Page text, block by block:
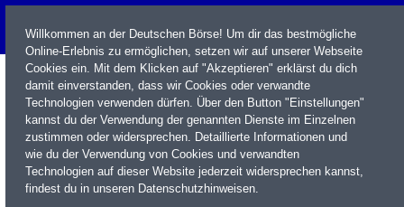
Name / WKN / ISIN / Kürzel
Willkommen an der Deutschen Börse! Um dir das bestmögliche
Online-Erlebnis zu ermöglichen, setzen wir auf unserer Webseite
Cookies ein. Mit dem Klicken auf "Akzeptieren" erklärst du dich
damit einverstanden, dass wir Cookies oder verwandte
Technologien verwenden dürfen. Über den Button "Einstellungen"
kannst du der Verwendung der genannten Dienste im Einzelnen
zustimmen oder widersprechen. Detaillierte Informationen und
wie du der Verwendung von Cookies und verwandten
Technologien auf dieser Website jederzeit widersprechen kannst,
findest du in unseren Datenschutzhinweisen.